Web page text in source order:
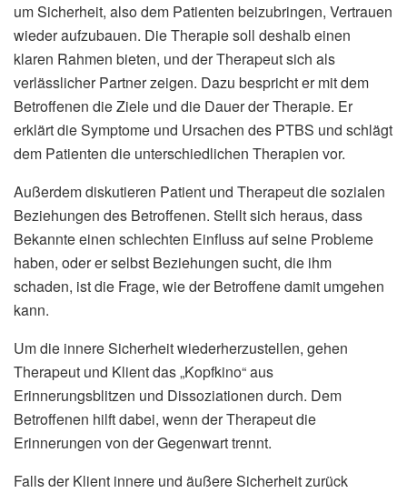
um Sicherheit, also dem Patienten beizubringen, Vertrauen
wieder aufzubauen. Die Therapie soll deshalb einen
klaren Rahmen bieten, und der Therapeut sich als
verlässlicher Partner zeigen. Dazu bespricht er mit dem
Betroffenen die Ziele und die Dauer der Therapie. Er
erklärt die Symptome und Ursachen des PTBS und schlägt
dem Patienten die unterschiedlichen Therapien vor.
Außerdem diskutieren Patient und Therapeut die sozialen
Beziehungen des Betroffenen. Stellt sich heraus, dass
Bekannte einen schlechten Einfluss auf seine Probleme
haben, oder er selbst Beziehungen sucht, die ihm
schaden, ist die Frage, wie der Betroffene damit umgehen
kann.
Um die innere Sicherheit wiederherzustellen, gehen
Therapeut und Klient das „Kopfkino“ aus
Erinnerungsblitzen und Dissoziationen durch. Dem
Betroffenen hilft dabei, wenn der Therapeut die
Erinnerungen von der Gegenwart trennt.
Falls der Klient innere und äußere Sicherheit zurück